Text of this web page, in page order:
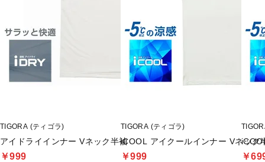
TIGORA (ティゴラ)
アイドライインナー Vネック半袖
￥999
TIGORA (ティゴラ)
iCOOL アイクールインナー Vネック
￥999 ￥